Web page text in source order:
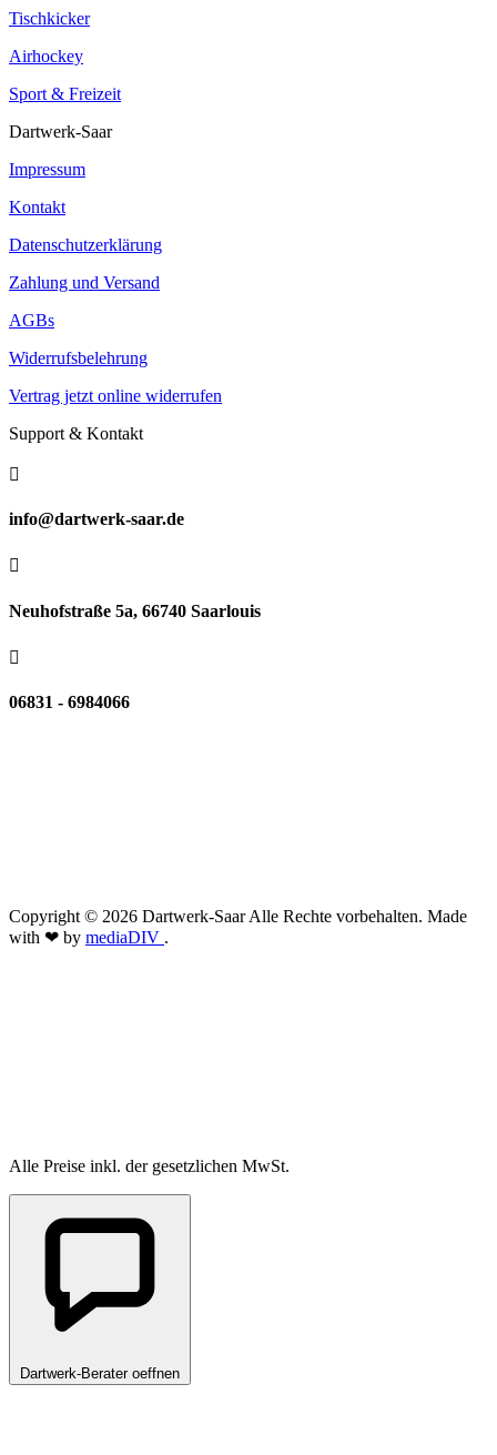
Tischkicker
Airhockey
Sport & Freizeit
Dartwerk-Saar
Impressum
Kontakt
Datenschutzerklärung
Zahlung und Versand
AGBs
Widerrufsbelehrung
Vertrag jetzt online widerrufen
Support & Kontakt

info@dartwerk-saar.de

Neuhofstraße 5a, 66740 Saarlouis

06831 - 6984066
Copyright © 2026 Dartwerk-Saar Alle Rechte vorbehalten. Made
with ❤ by mediaDIV .
Alle Preise inkl. der gesetzlichen MwSt.
Dartwerk-Berater oeffnen